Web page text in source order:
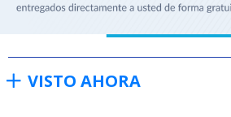
VISTO AHORA